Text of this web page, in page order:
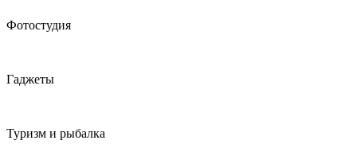
Фотостудия
Гаджеты
Туризм и рыбалка